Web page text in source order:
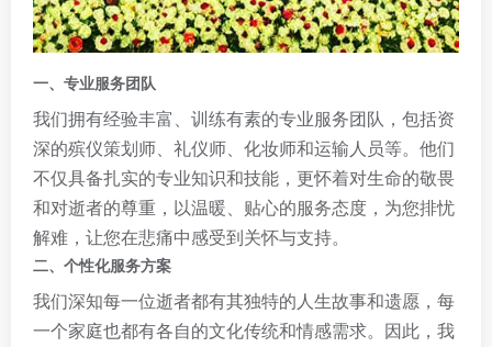
一、专业服务团队
我们拥有经验丰富、训练有素的专业服务团队，包括资
深的殡仪策划师、礼仪师、化妆师和运输人员等。他们
不仅具备扎实的专业知识和技能，更怀着对生命的敬畏
和对逝者的尊重，以温暖、贴心的服务态度，为您排忧
解难，让您在悲痛中感受到关怀与支持。
二、个性化服务方案
我们深知每一位逝者都有其独特的人生故事和遗愿，每
一个家庭也都有各自的文化传统和情感需求。因此，我